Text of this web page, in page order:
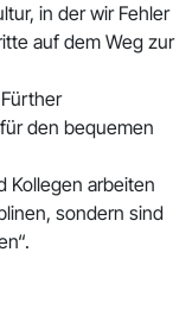
in der wir Fehler
auf dem Weg zur
den bequemen
Kollegen arbeiten
sondern sind